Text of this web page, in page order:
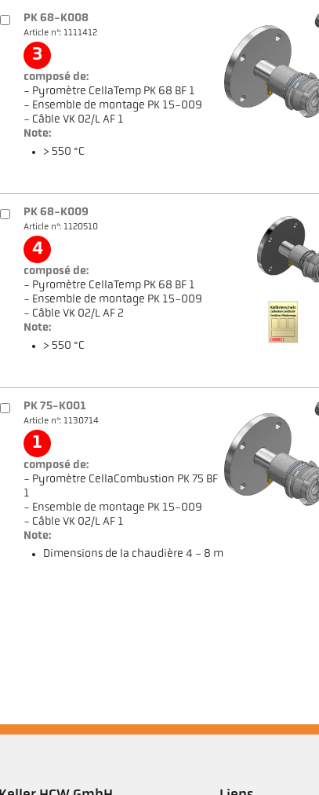
PK 68-K008
Article n°: 1111412
3
composé de:
- Pyromètre CellaTemp PK 68 BF 1
- Ensemble de montage PK 15-009
- Câble VK 02/L AF 1
Note:
> 550 °C
PK 68-K009
Article n°: 1120510
4
composé de:
- Pyromètre CellaTemp PK 68 BF 1
- Ensemble de montage PK 15-009
- Câble VK 02/L AF 2
Note:
> 550 °C
PK 75-K001
Article n°: 1130714
1
composé de:
- Pyromètre CellaCombustion PK 75 BF
1
- Ensemble de montage PK 15-009
- Câble VK 02/L AF 1
Note:
Dimensions de la chaudière 4 - 8 m